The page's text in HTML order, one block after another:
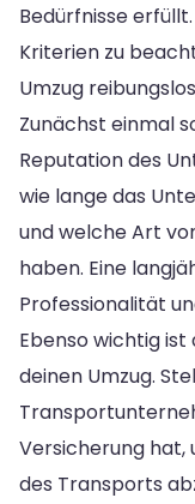
Bedürfnisse
Kriterien zu
Umzug
Zunächst einmal
Reputation des
wie lange das
und welche Art
haben. Eine
Professionalität
Ebenso wichtig
deinen Umzug.
Versicherung hat,
des Transports